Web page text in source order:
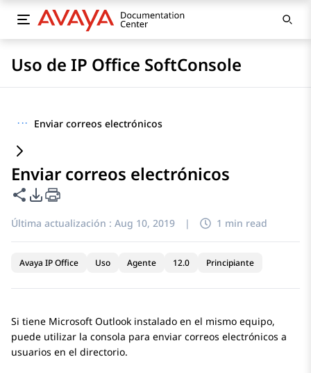
Uso de IP Office SoftConsole
··· Enviar correos electrónicos
Enviar correos electrónicos
Compartir esta página
Opciones de exportación de PDF
Última actualización : Aug 10, 2019 | 1 min read
Avaya IP Office Uso Agente 12.0 Principiante
Si tiene Microsoft Outlook instalado en el mismo equipo,
puede utilizar la consola para enviar correos electrónicos a
usuarios en el directorio.